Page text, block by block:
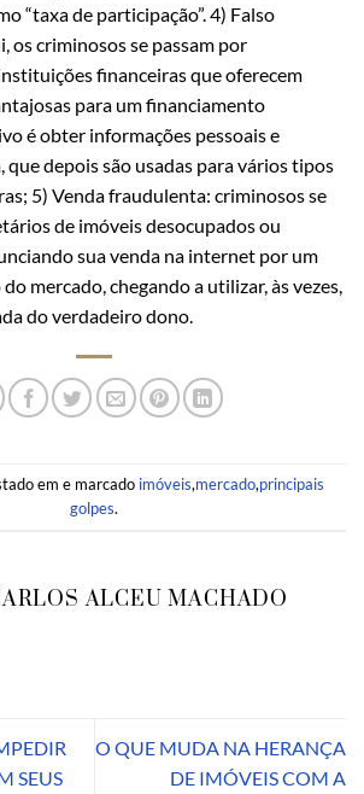
“taxa de participação”. 4) Falso
os criminosos se passam por
financeiras que oferecem
para um financiamento
é obter informações pessoais e
que depois são usadas para vários tipos
5) Venda fraudulenta: criminosos se
de imóveis desocupados ou
sua venda na internet por um
mercado, chegando a utilizar, às vezes,
do verdadeiro dono.
em e marcado imóveis,mercado,principais
golpes.
ALCEU MACHADO
SEUS
O QUE MUDA NA HERANÇA
DE IMÓVEIS COM A